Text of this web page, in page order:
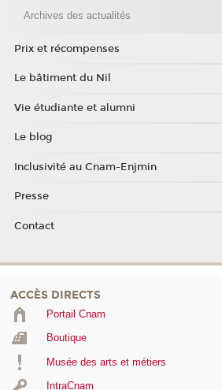
Archives des actualités
Prix et récompenses
Le bâtiment du Nil
Vie étudiante et alumni
Le blog
Inclusivité au Cnam-Enjmin
Presse
Contact
ACCÈS DIRECTS
Portail Cnam
Boutique
Musée des arts et métiers
IntraCnam